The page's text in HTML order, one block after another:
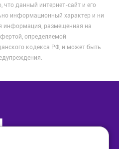
данный интернет-сайт и его
информационный характер и ни
информация, размещенная на
определяемой
кодекса РФ, и может быть